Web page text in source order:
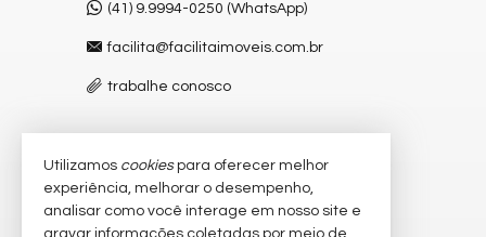
(41) 9.9994-0250 (WhatsApp)
facilita@facilitaimoveis.com.br
trabalhe conosco
VEJA MAIS
receba nosso newsletter
Utilizamos cookiespara oferecer melhor
experiência, melhorar o desempenho,
analisar como você interage em nosso site e
gravar informações coletadas por meio de